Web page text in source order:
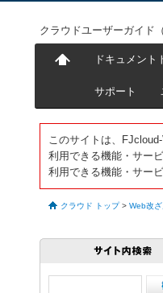
クラウドユーザーガイド
ドキュメント
サポート
このサイトは、
利用できる機能・サー
利用できる機能・サー
クラウド トップ > Web改